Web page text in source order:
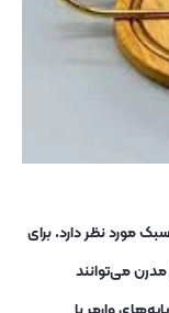
مورد نظر دارد. برای
می‌توانند